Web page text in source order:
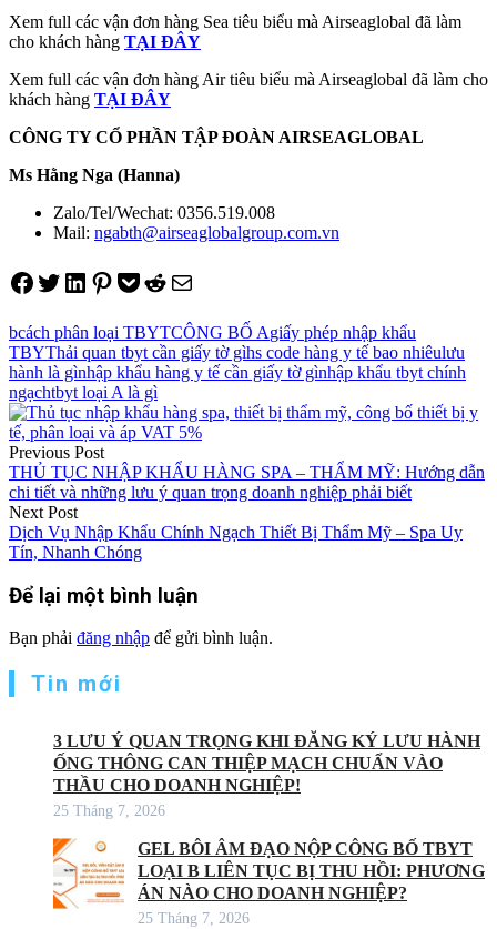
Xem full các vận đơn hàng Sea tiêu biểu mà Airseaglobal đã làm
cho khách hàng TẠI ĐÂY
Xem full các vận đơn hàng Air tiêu biểu mà Airseaglobal đã làm cho
khách hàng TẠI ĐÂY
CÔNG TY CỔ PHẦN TẬP ĐOÀN AIRSEAGLOBAL
Ms Hằng Nga (Hanna)
Zalo/Tel/Wechat: 0356.519.008
Mail: ngabth@airseaglobalgroup.com.vn
Share on Facebook
Tweet on Twitter
Share on LinkedIn
Pin on Pinterest
Save to pocket
Share on Reddit
Share via Email
bcách phân loại TBYTCÔNG BỐ Agiấy phép nhập khẩu
TBYThải quan tbyt cần giấy tờ gìhs code hàng y tế bao nhiêulưu
hành là gìnhập khẩu hàng y tế cần giấy tờ gìnhập khẩu tbyt chính
ngạchtbyt loại A là gì
Điều
hướng
bài
viết
Previous Post
THỦ TỤC NHẬP KHẨU HÀNG SPA – THẨM MỸ: Hướng dẫn
chi tiết và những lưu ý quan trọng doanh nghiệp phải biết
Next Post
Dịch Vụ Nhập Khẩu Chính Ngạch Thiết Bị Thẩm Mỹ – Spa Uy
Tín, Nhanh Chóng
Để lại một bình luận
Bạn phải đăng nhập để gửi bình luận.
Tin mới
3 LƯU Ý QUAN TRỌNG KHI ĐĂNG KÝ LƯU HÀNH
ỐNG THÔNG CAN THIỆP MẠCH CHUẨN VÀO
THẦU CHO DOANH NGHIỆP!
25 Tháng 7, 2026
GEL BÔI ÂM ĐẠO NỘP CÔNG BỐ TBYT
LOẠI B LIÊN TỤC BỊ THU HỒI: PHƯƠNG
ÁN NÀO CHO DOANH NGHIỆP?
25 Tháng 7, 2026